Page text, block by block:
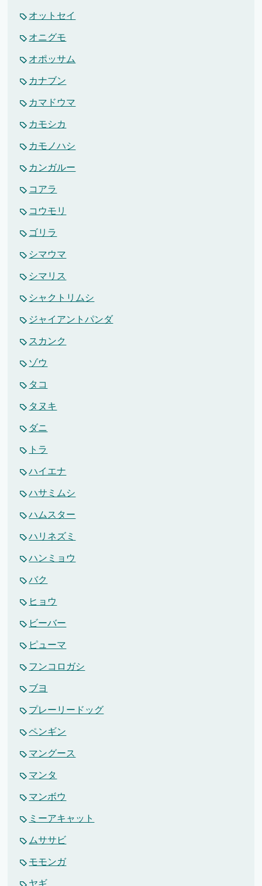
オットセイ
オニグモ
オポッサム
カナブン
カマドウマ
カモシカ
カモノハシ
カンガルー
コアラ
コウモリ
ゴリラ
シマウマ
シマリス
シャクトリムシ
ジャイアントパンダ
スカンク
ゾウ
タコ
タヌキ
ダニ
トラ
ハイエナ
ハサミムシ
ハムスター
ハリネズミ
ハンミョウ
バク
ヒョウ
ビーバー
ピューマ
フンコロガシ
ブヨ
プレーリードッグ
ペンギン
マングース
マンタ
マンボウ
ミーアキャット
ムササビ
モモンガ
ヤギ